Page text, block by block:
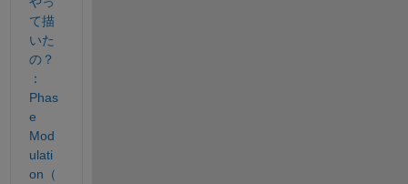
て描
いた
の？
：
Phas
e
Mod
ulati
on（